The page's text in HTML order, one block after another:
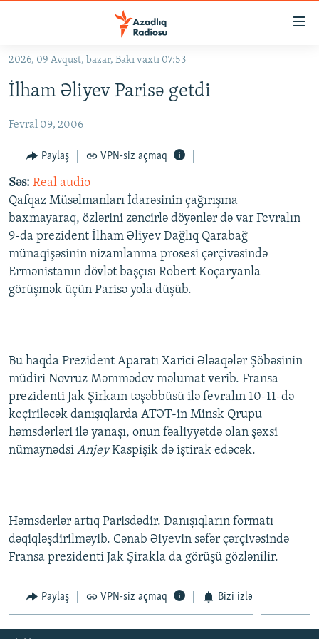
Əsas
qayıt
naviqasiyaya
Axtarışa
keç
KORRUPSIOMETR
#ƏSLINDƏ
FƏRQƏ BAX
QANUNI DOĞRU
ARAŞDIRMA
MULTIMEDIA
KARIKATURA
RADIO ARXIV
İSLAM VƏ DEMOKRATIYA
İZ - MƏDƏNIYYƏT PROQRAMI
PEŞƏ ETIKASI VƏ JURNALISTIKA STANDARTLARIMIZ
MATERIALLARIMIZDAN ISTIFADƏ
AZADLIQRADIOSU MOBIL TELEFONUNUZDA
BIZIMLƏ ƏLAQƏ
RFE/RL-in bütün saytları
2026, 09 Avqust, bazar, Bakı vaxtı 07:53
İlham Əliyev Parisə getdi
Fevral 09, 2006
Paylaş VPN-siz açmaq
Səs: Real audio
Qafqaz Müsəlmanları İdarəsinin çağırışına
baxmayaraq, özlərini zəncirlə döyənlər də var Fevralın
9-da prezident İlham Əliyev Dağlıq Qarabağ
münaqişəsinin nizamlanma prosesi çərçivəsində
Ermənistanın dövlət başçısı Robert Koçaryanla
görüşmək üçün Parisə yola düşüb.
Bu haqda Prezident Aparatı Xarici Ələaqələr Şöbəsinin
müdiri Novruz Məmmədov məlumat verib. Fransa
prezidenti Jak Şirkaın təşəbbüsü ilə fevralın 10-11-də
keçiriləcək danışıqlarda ATƏT-in Minsk Qrupu
həmsdərləri ilə yanaşı, onun fəaliyyətdə olan şəxsi
nümaynədsi AnjeyKaspişik də iştirak edəcək.
Həmsdərlər artıq Parisdədir. Danışıqların formatı
dəqiqləşdirilməyib. Cənab Əiyevin səfər çərçivəsində
Fransa prezidenti Jak Şirakla da görüşü gözlənilir.
Paylaş VPN-siz açmaq Bizi izlə